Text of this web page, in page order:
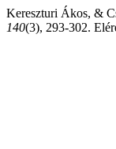
Kereszturi Ákos, &
140(3), 293-302.